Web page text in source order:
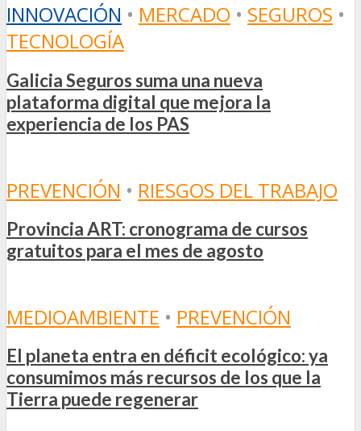
INNOVACIÓN • MERCADO • SEGUROS •
TECNOLOGÍA
Galicia Seguros suma una nueva
plataforma digital que mejora la
experiencia de los PAS
PREVENCIÓN • RIESGOS DEL TRABAJO
Provincia ART: cronograma de cursos
gratuitos para el mes de agosto
MEDIOAMBIENTE • PREVENCIÓN
El planeta entra en déficit ecológico: ya
consumimos más recursos de los que la
Tierra puede regenerar